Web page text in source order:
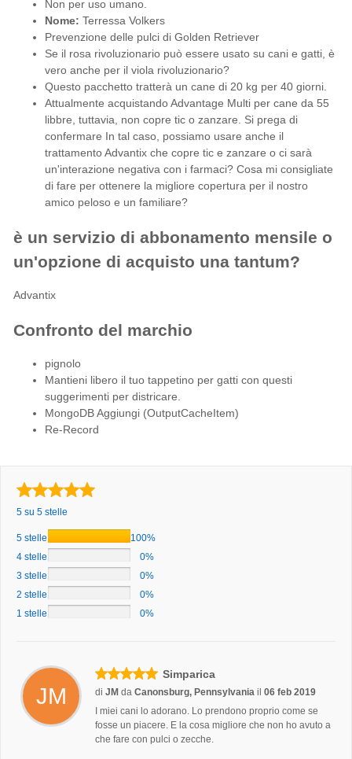
Non per uso umano.
Nome: Terressa Volkers
Prevenzione delle pulci di Golden Retriever
Se il rosa rivoluzionario può essere usato su cani e gatti, è
vero anche per il viola rivoluzionario?
Questo pacchetto tratterà un cane di 20 kg per 40 giorni.
Attualmente acquistando Advantage Multi per cane da 55
libbre, tuttavia, non copre tic o zanzare. Si prega di
confermare In tal caso, possiamo usare anche il
trattamento Advantix che copre tic e zanzare o ci sarà
un'interazione negativa con i farmaci? Cosa mi consigliate
di fare per ottenere la migliore copertura per il nostro
amico peloso e un familiare?
è un servizio di abbonamento mensile o
un'opzione di acquisto una tantum?
Advantix
Confronto del marchio
pignolo
Mantieni libero il tuo tappetino per gatti con questi
suggerimenti per districare.
MongoDB Aggiungi (OutputCacheItem)
Re-Record
5 su 5 stelle
5 stelle
100%
4 stelle
0%
3 stelle
0%
2 stelle
0%
1 stelle
0%
JM
Simparica
di JM da Canonsburg, Pennsylvania il 06 feb 2019
I miei cani lo adorano. Lo prendono proprio come se
fosse un piacere. E la cosa migliore che non ho avuto a
che fare con pulci o zecche.